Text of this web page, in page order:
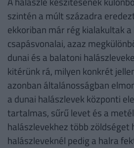
szintén a múlt századra
ekkoriban már rég kialakultak
csapásvonalai, azaz
dunai és a balatoni
kitérünk rá, milyen konkrét
azonban általánosságban
a dunai halászlevek központi
tartalmas, sűrű levet és a
halászlevekhez több zöldséget
halászleveknél pedig a halra